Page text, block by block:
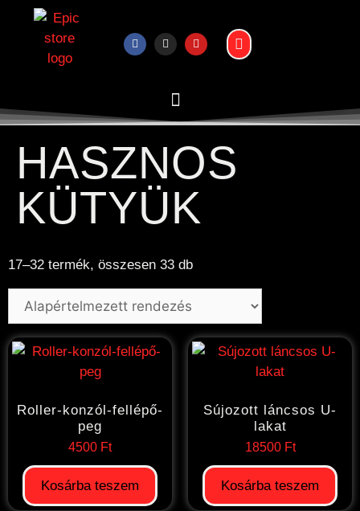
HASZNOS
KÜTYÜK
17–32 termék, összesen 33 db
Roller-konzól-fellépő-
peg
4500 Ft
Kosárba teszem
Sújozott láncsos U-
lakat
18500 Ft
Kosárba teszem